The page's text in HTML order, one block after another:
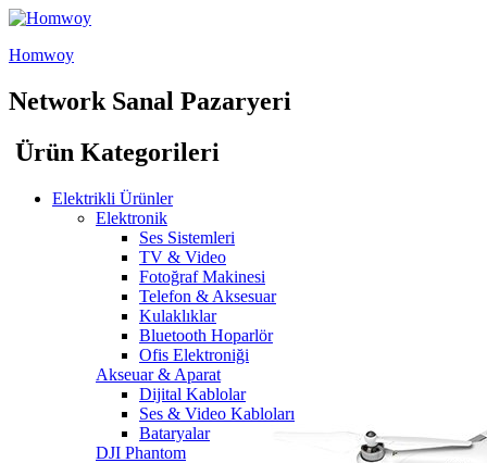
Homwoy
Network Sanal Pazaryeri
Ürün Kategorileri
Elektrikli Ürünler
Elektronik
Ses Sistemleri
TV & Video
Fotoğraf Makinesi
Telefon & Aksesuar
Kulaklıklar
Bluetooth Hoparlör
Ofis Elektroniği
Akseuar & Aparat
Dijital Kablolar
Ses & Video Kabloları
Bataryalar
DJI Phantom